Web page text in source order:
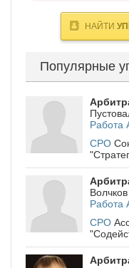
НАЙТИ
Популярные
Работа
СРО
Работа
СРО